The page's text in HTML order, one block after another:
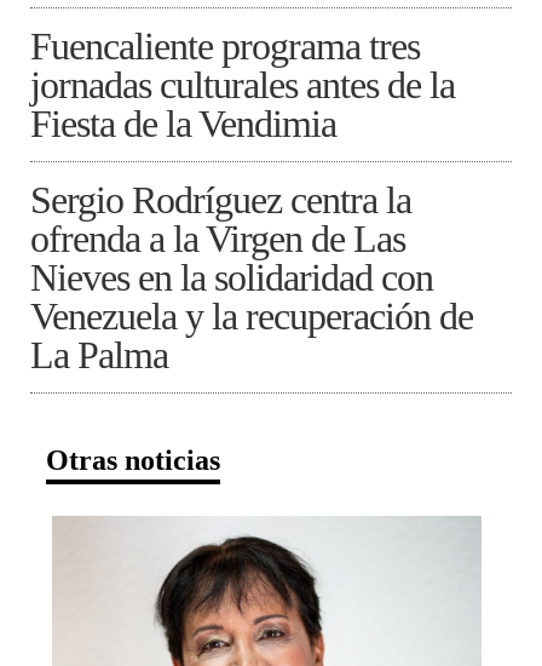
Fuencaliente programa tres
jornadas culturales antes de la
Fiesta de la Vendimia
Sergio Rodríguez centra la
ofrenda a la Virgen de Las
Nieves en la solidaridad con
Venezuela y la recuperación de
La Palma
Otras noticias